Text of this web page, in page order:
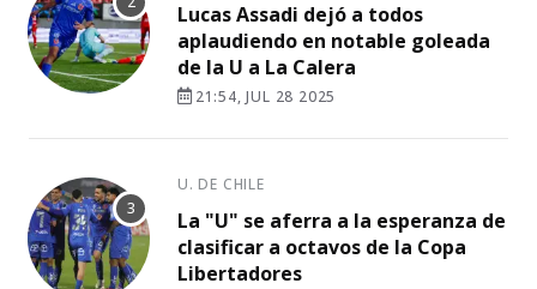
Lucas Assadi dejó a todos
aplaudiendo en notable goleada
de la U a La Calera
21:54, JUL 28 2025
U. DE CHILE
La "U" se aferra a la esperanza de
clasificar a octavos de la Copa
Libertadores